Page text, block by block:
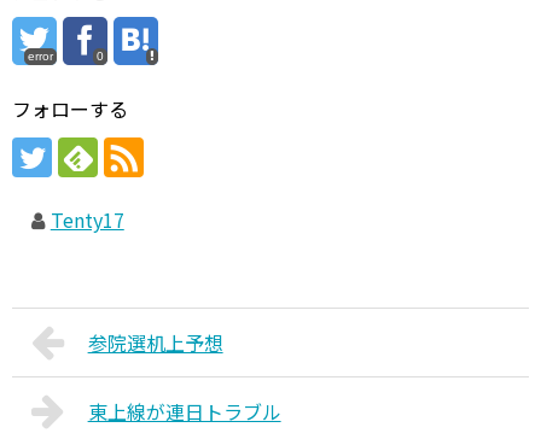
error 0
フォローする
Tenty17
参院選机上予想
東上線が連日トラブル